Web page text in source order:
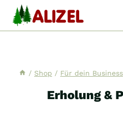
Zum
Inhalt
springen
/ Shop / Für dein Business
Erholung &